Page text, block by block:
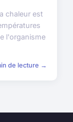
chaleur est
l'organisme
de lecture →